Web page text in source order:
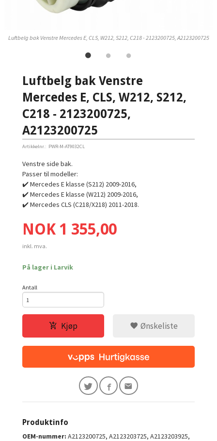
Luftbelg bak Venstre Mercedes E, CLS, W212, S212, C218 - 2123200725, A2123200725
Luftbelg bak Venstre
Mercedes E, CLS, W212, S212,
C218 - 2123200725,
A2123200725
Artikkelnr.: PWR-M-AT9032CL
Venstre side bak.
Passer til modeller:
✔️ Mercedes E klasse (S212) 2009-2016,
✔️ Mercedes E klasse (W212) 2009-2016,
✔️ Mercedes CLS (C218/X218) 2011-2018.
Pris
NOK 1 355,00
inkl. mva.
På lager i Larvik
Antall
Kjøp Ønskeliste
Produktinfo
OEM-nummer: A2123200725, A2123203725, A2123203925,